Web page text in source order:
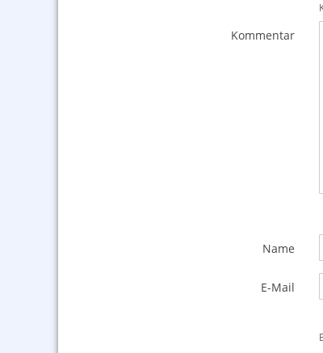
Kommentar
Name
E-Mail